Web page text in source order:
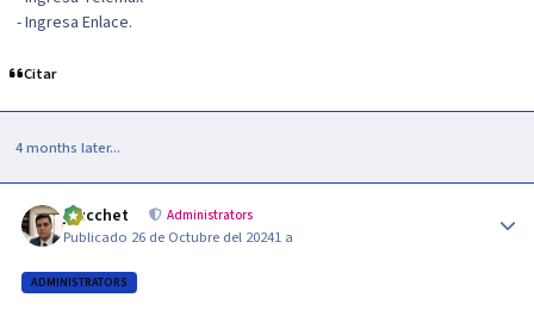
- Ingresa Enlace.
Citar
4 months later...
jzucchet Administrators
Publicado 26 de Octubre del 20241 a
ADMINISTRATORS